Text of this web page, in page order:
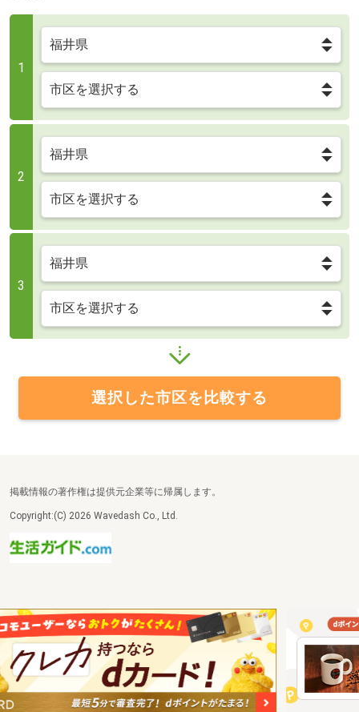
1
2
3
選択した市区を比較する
掲載情報の著作権は提供元企業等に帰属します。
Copyright:(C) 2026 Wavedash Co., Ltd.